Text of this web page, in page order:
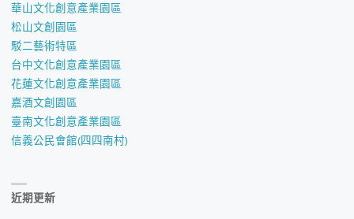
華山文化創意產業園區
松山文創園區
駁二藝術特區
台中文化創意產業園區
花蓮文化創意產業園區
嘉酒文創園區
臺南文化創意產業園區
信義公民會館(四四南村)
近期更新